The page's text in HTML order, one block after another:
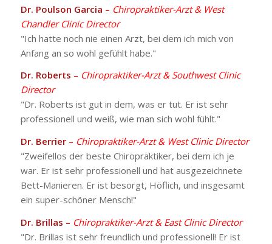
Dr. Poulson Garcia – Chiropraktiker-Arzt & West
Chandler Clinic Director
"Ich hatte noch nie einen Arzt, bei dem ich mich von
Anfang an so wohl gefühlt habe."
Dr. Roberts – Chiropraktiker-Arzt & Southwest Clinic
Director
"Dr. Roberts ist gut in dem, was er tut. Er ist sehr
professionell und weiß, wie man sich wohl fühlt."
Dr. Berrier– Chiropraktiker-Arzt & West Clinic Director
"Zweifellos der beste Chiropraktiker, bei dem ich je
war. Er ist sehr professionell und hat ausgezeichnete
Bett-Manieren. Er ist besorgt, Höflich, und insgesamt
ein super-schöner Mensch!"
Dr. Brillas – Chiropraktiker-Arzt & East Clinic Director
"Dr. Brillas ist sehr freundlich und professionell! Er ist